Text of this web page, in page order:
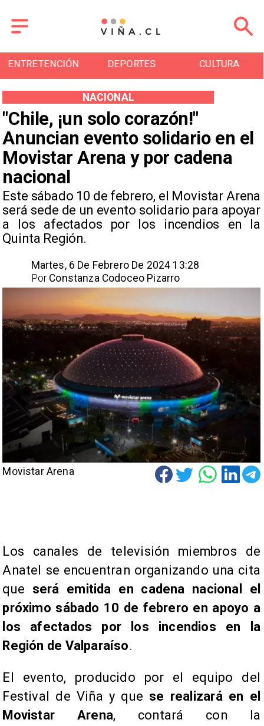
ENTRETENCIÓN DEPORTES CULTURA
"Chile, ¡un solo corazón!"
Anuncian evento solidario en el
Movistar Arena y por cadena
nacional
Este sábado 10 de febrero, el Movistar Arena
será sede de un evento solidario para apoyar
a los afectados por los incendios en la
Quinta Región.
NACIONAL
Martes, 6 De Febrero De 2024 13:28
Constanza Codoceo Pizarro
Por
Movistar Arena
Los canales de televisión miembros de
Anatel se encuentran organizando una cita
que será emitida en cadena nacional el
próximo sábado 10 de febrero en apoyo a
los afectados por los incendios en la
Región de Valparaíso.
El evento, producido por el equipo del
Festival de Viña y que se realizará en el
Movistar Arena, contará con la